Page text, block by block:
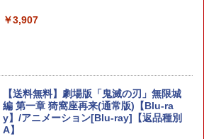
【ダイヤ・プラチナ会員様限定！エント
リーでポイント10倍！】【メール便発
送】【新品】任天堂 Nintendo Switch 2
ゲームソフト スプラトゥーン レイダー
USBポート付き PlayStation 5 通常版 デ
【PowerA 公式ストア】パワーエー ソロ
チャージングステーション for DualSen
い ニンテンドースイッチ カバー ポーチ
Switch2 ケース レザーケース スイッチ2
￥3,907
【送料無料】劇場版「鬼滅の刃」無限城
編 第一章 猗窩座再来(通常版)【Blu-ra
y】/アニメーション[Blu-ray]【返品種別
A】